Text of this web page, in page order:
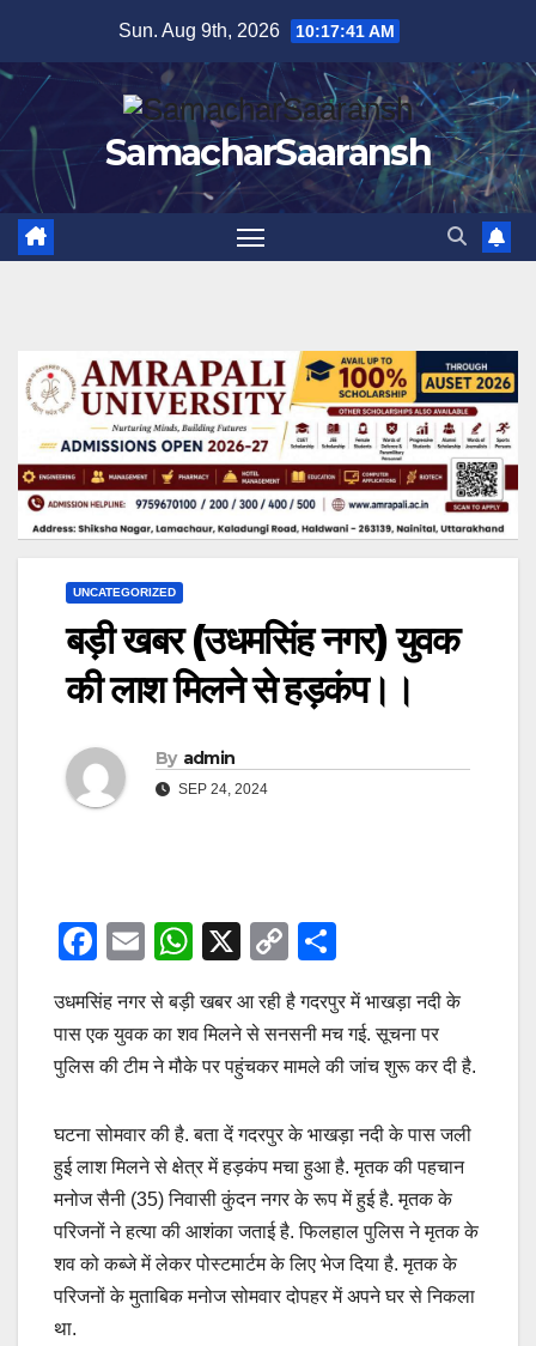
content
Sun. Aug 9th, 2026 10:17:42 AM
SamacharSaaransh
UNCATEGORIZED
बड़ी खबर (उधमसिंह नगर) युवक
की लाश मिलने से हड़कंप।।
By admin
SEP 24, 2024
F
c
e
o
o
k
E
m
ail
W
at
s
p
p
X
C
o
p
y
n
k
h
ar
e
उधमसिंह नगर से बड़ी खबर आ रही है गदरपुर में भाखड़ा नदी के
पास एक युवक का शव मिलने से सनसनी मच गई. सूचना पर
पुलिस की टीम ने मौके पर पहुंचकर मामले की जांच शुरू कर दी है.
घटना सोमवार की है. बता दें गदरपुर के भाखड़ा नदी के पास जली
हुई लाश मिलने से क्षेत्र में हड़कंप मचा हुआ है. मृतक की पहचान
मनोज सैनी (35) निवासी कुंदन नगर के रूप में हुई है. मृतक के
परिजनों ने हत्या की आशंका जताई है. फिलहाल पुलिस ने मृतक के
शव को कब्जे में लेकर पोस्टमार्टम के लिए भेज दिया है. मृतक के
परिजनों के मुताबिक मनोज सोमवार दोपहर में अपने घर से निकला
था.